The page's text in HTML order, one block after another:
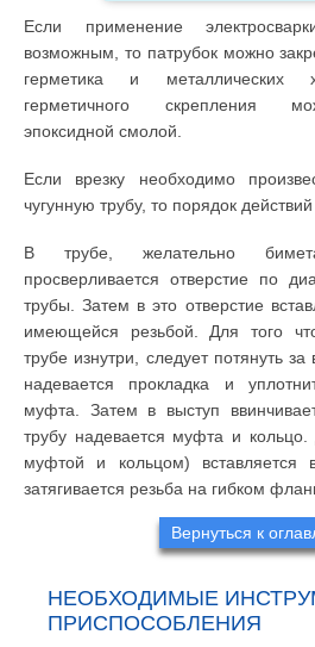
Если применение
возможным, то патрубок можно
герметика и
герметичного скрепления
эпоксидной смолой.
Если врезку необходимо
чугунную трубу, то порядок
В трубе, желательно
просверливается отверстие по
трубы. Затем в это отверстие
имеющейся резьбой. Для того
трубе изнутри, следует потянуть
надевается прокладка и
муфта. Затем в выступ
трубу надевается муфта и
муфтой и кольцом) вставляется
затягивается резьба на гибком
Вернуться к
НЕОБХОДИМЫЕ
ПРИСПОСОБЛЕНИЯ